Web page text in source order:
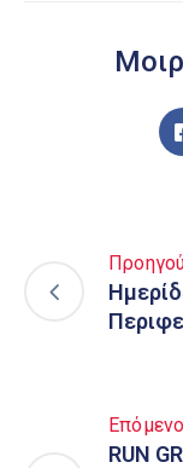
Επόμενο
RUN